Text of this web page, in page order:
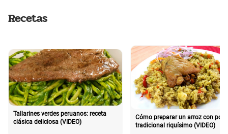
Recetas
Tallarines verdes peruanos: receta
clásica deliciosa (VIDEO)
Cómo preparar un arroz con pollo
tradicional riquísimo (VIDEO)